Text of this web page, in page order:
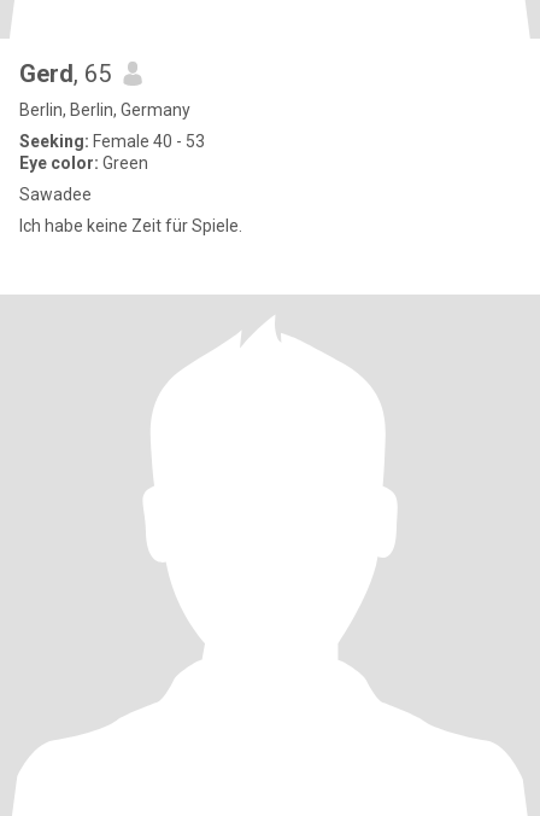
Gerd, 65
Berlin, Berlin, Germany
Seeking: Female 40 - 53
Eye color: Green
Sawadee
Ich habe keine Zeit für Spiele.